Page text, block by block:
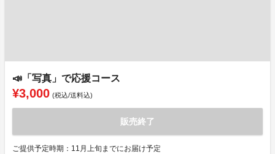
📣「写真」で応援コース
¥3,000 (税込/送料込)
販売終了
ご提供予定時期：11月上旬までにお届け予定